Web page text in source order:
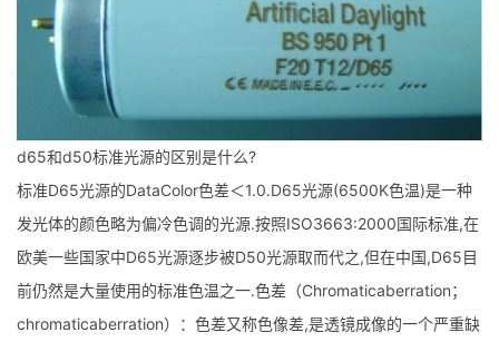
d65和d50标准光源的区别是什么?
标准D65光源的DataColor色差＜1.0.D65光源(6500K色温)是一种
发光体的颜色略为偏冷色调的光源.按照ISO3663:2000国际标准,在
欧美一些国家中D65光源逐步被D50光源取而代之,但在中国,D65目
前仍然是大量使用的标准色温之一.色差（Chromaticaberration；
chromaticaberration）：色差又称色像差,是透镜成像的一个严重缺